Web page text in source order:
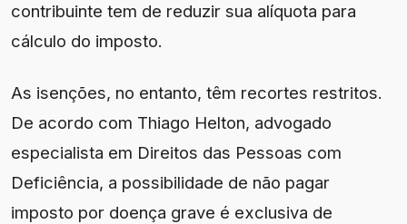
contribuinte tem de reduzir sua alíquota para
cálculo do imposto.
As isenções, no entanto, têm recortes restritos.
De acordo com Thiago Helton, advogado
especialista em Direitos das Pessoas com
Deficiência, a possibilidade de não pagar
imposto por doença grave é exclusiva de